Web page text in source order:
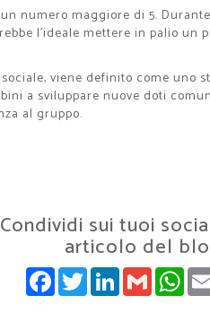
numero maggiore di 5.
l’ideale mettere in palio
viene definito come
a sviluppare nuove doti
al gruppo.
Condividi sui tuoi
articolo del
FACEBOOK
TWITTERLINKEDIN
GMAIL